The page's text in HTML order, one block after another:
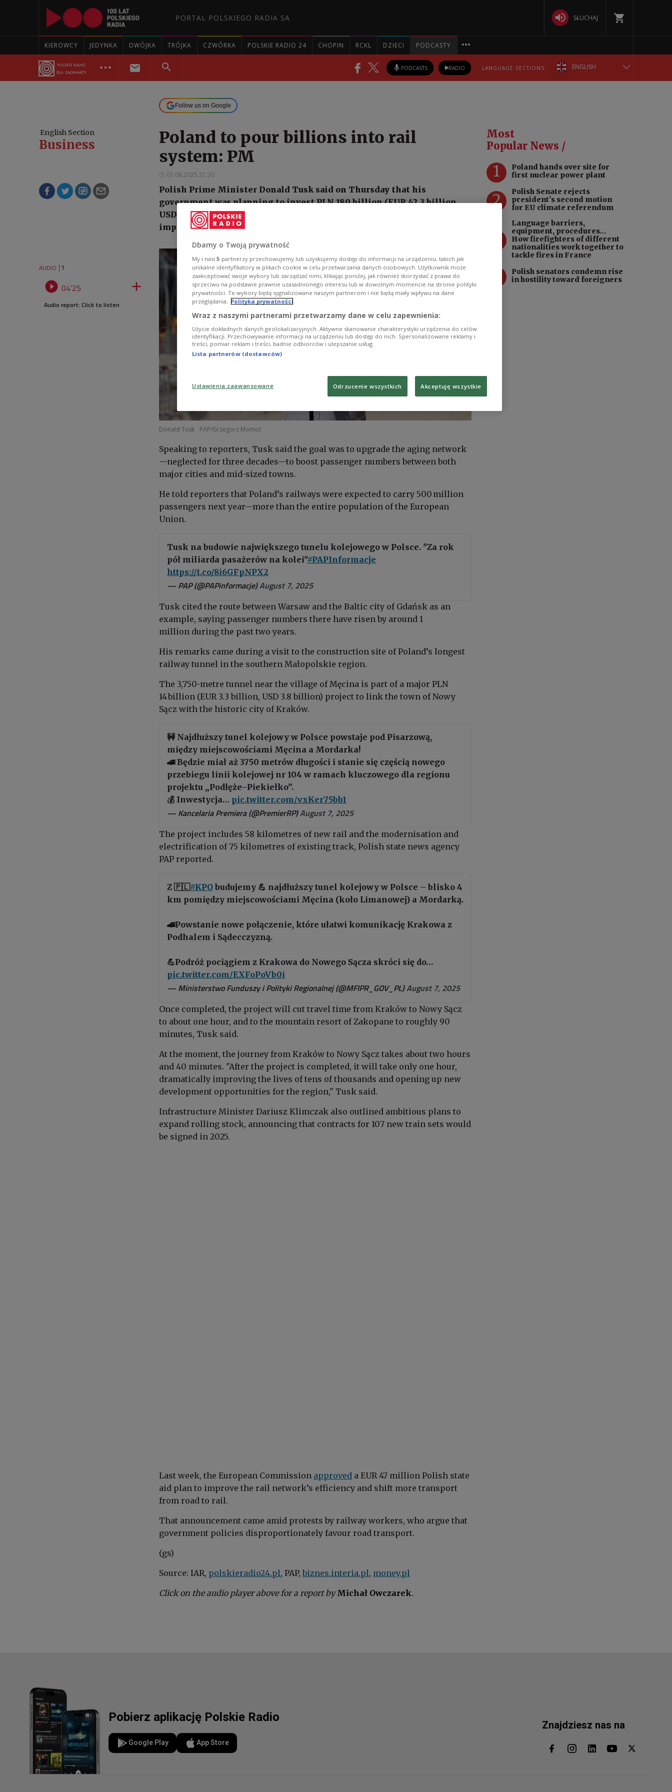
PORTAL POLSKIEGO RADIA SA SŁUCHAJ
KIEROWCY JEDYNKA DWÓJKA TRÓJKA CZWÓRKA POLSKIE RADIO 24 CHOPIN RCKL DZIECI PODCASTY
PODCASTS RADIO LANGUAGE SECTIONS: ENGLISH
РУССКИЙ
УКРАЇНСЬКА
Follow us on Google
English Section
Business
Poland to pour billions into rail
system: PM
07.08.2025 21:30
Polish Prime Minister Donald Tusk said on Thursday that his
government was planning to invest PLN 180 billion (EUR 42.3 billion,
USD 49.3 billion) by 2032 to modernise the country’s rail system and
improve its efficiency.
AUDIO 1
 04'25 
Audio report: Click to listen
Donald Tusk PAP/Grzegorz Momot
Speaking to reporters, Tusk said the goal was to upgrade the aging network
—neglected for three decades—to boost passenger numbers between both
major cities and mid-sized towns.
He told reporters that Poland’s railways were expected to carry 500 million
passengers next year—more than the entire population of the European
Union.
Tusk na budowie największego tunelu kolejowego w Polsce. "Za rok
pół miliarda pasażerów na kolei"#PAPInformacje
https://t.co/8i6GFpNPX2
— PAP (@PAPinformacje)August 7, 2025
Tusk cited the route between Warsaw and the Baltic city of Gdańsk as an
example, saying passenger numbers there have risen by around 1
million during the past two years.
His remarks came during a visit to the construction site of Poland’s longest
railway tunnel in the southern Małopolskie region.
The 3,750-metre tunnel near the village of Męcina is part of a major PLN
14 billion (EUR 3.3 billion, USD 3.8 billion) project to link the town of Nowy
Sącz with the historic city of Kraków.
🚧 Najdłuższy tunel kolejowy w Polsce powstaje pod Pisarzową,
między miejscowościami Męcina a Mordarka!
🚄 Będzie miał aż 3750 metrów długości i stanie się częścią nowego
przebiegu linii kolejowej nr 104 w ramach kluczowego dla regionu
projektu „Podłęże–Piekiełko”.
💰 Inwestycja… pic.twitter.com/vxKer75bb1
— Kancelaria Premiera (@PremierRP)August 7, 2025
The project includes 58 kilometres of new rail and the modernisation and
electrification of 75 kilometres of existing track, Polish state news agency
PAP reported.
Z 🇵🇱#KPO budujemy 💪 najdłuższy tunel kolejowy w Polsce – blisko 4
km pomiędzy miejscowościami Męcina (koło Limanowej) a Mordarką.
🚄Powstanie nowe połączenie, które ułatwi komunikację Krakowa z
Podhalem i Sądecczyzną.
💪Podróż pociągiem z Krakowa do Nowego Sącza skróci się do…
pic.twitter.com/EXFoPoVb0i
— Ministerstwo Funduszy i Polityki Regionalnej (@MFIPR_GOV_PL)August 7, 2025
Once completed, the project will cut travel time from Kraków to Nowy Sącz
to about one hour, and to the mountain resort of Zakopane to roughly 90
minutes, Tusk said.
At the moment, the journey from Kraków to Nowy Sącz takes about two hours
and 40 minutes. "After the project is completed, it will take only one hour,
dramatically improving the lives of tens of thousands and opening up new
development opportunities for the region," Tusk said.
Infrastructure Minister Dariusz Klimczak also outlined ambitious plans to
expand rolling stock, announcing that contracts for 107 new train sets would
be signed in 2025.
Last week, the European Commission approved a EUR 47 million Polish state
aid plan to improve the rail network’s efficiency and shift more transport
from road to rail.
That announcement came amid protests by railway workers, who argue that
government policies disproportionately favour road transport.
(gs)
Source: IAR, polskieradio24.pl, PAP,biznes.interia.pl, money.pl
Click on the audio player above for a report by Michał Owczarek.
Most
Popular News /
1
Poland hands over site for
first nuclear power plant
2
Polish Senate rejects
president's second motion
for EU climate referendum
Language barriers,
equipment, procedures…
How firefighters of different
nationalities work together to
tackle fires in France
Polish senators condemn rise
in hostility toward foreigners
Pobierz aplikację Polskie Radio
Google Play App Store
Znajdziesz nas na
Dbamy o Twoją prywatność
My i nasi 5 partnerzy przechowujemy lub uzyskujemy dostęp do informacji na urządzeniu, takich jak
unikalne identyfikatory w plikach cookie w celu przetwarzania danych osobowych. Użytkownik może
zaakceptować swoje wybory lub zarządzać nimi, klikając poniżej, jak również skorzystać z prawa do
sprzeciwu na podstawie prawnie uzasadnionego interesu lub w dowolnym momencie na stronie polityki
prywatności. Te wybory będą sygnalizowane naszym partnerom i nie będą miały wpływu na dane
przeglądania. Polityka prywatności
Wraz z naszymi partnerami przetwarzamy dane w celu zapewnienia:
Użycie dokładnych danych geolokalizacyjnych. Aktywne skanowanie charakterystyki urządzenia do celów
identyfikacji. Przechowywanie informacji na urządzeniu lub dostęp do nich. Spersonalizowane reklamy i
treści, pomiar reklam i treści, badnie odbiorców i ulepszanie usług.
Lista partnerów (dostawców)
Ustawienia zaawansowane Odrzucenie wszystkich Akceptuję wszystkie